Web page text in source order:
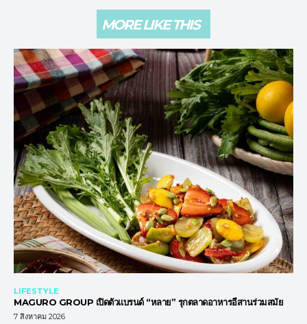
MORE LIKE THIS
LIFESTYLE
MAGURO GROUP เปิดตัวแบรนด์ “หลาย” รุกตลาดอาหารอีสานร่วมสมัย
7 สิงหาคม 2026